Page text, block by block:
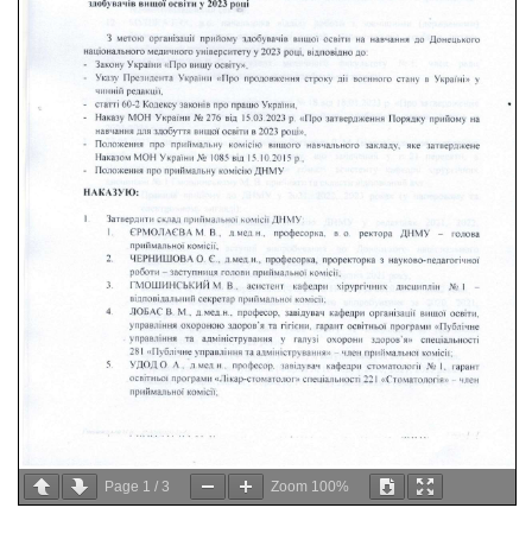
Page 1 / 3 Zoom 100%